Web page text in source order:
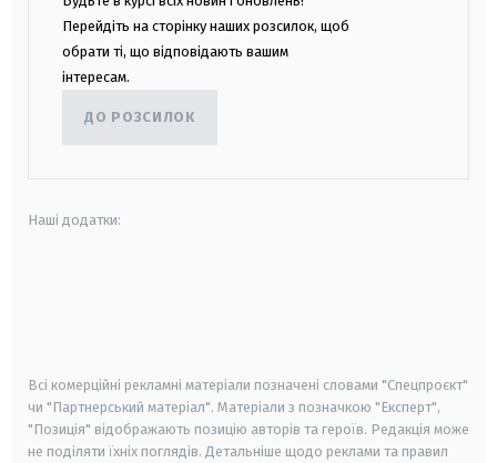
Перейдіть на сторінку наших розсилок, щоб
обрати ті, що відповідають вашим
інтересам.
ДО РОЗСИЛОК
Наші додатки:
Всі комерційні рекламні матеріали позначені словами "Спецпроєкт"
чи "Партнерський матеріал". Матеріали з позначкою "Експерт",
"Позиція" відображають позицію авторів та героїв. Редакція може
не поділяти їхніх поглядів. Детальніше щодо реклами та правил